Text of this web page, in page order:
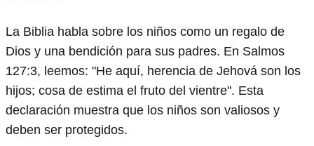
La Biblia habla sobre los niños como un regalo de
Dios y una bendición para sus padres. En Salmos
127:3, leemos: "He aquí, herencia de Jehová son los
hijos; cosa de estima el fruto del vientre". Esta
declaración muestra que los niños son valiosos y
deben ser protegidos.